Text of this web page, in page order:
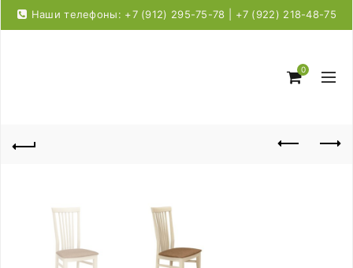
Наши телефоны: +7 (912) 295-75-78 | +7 (922) 218-48-75
0